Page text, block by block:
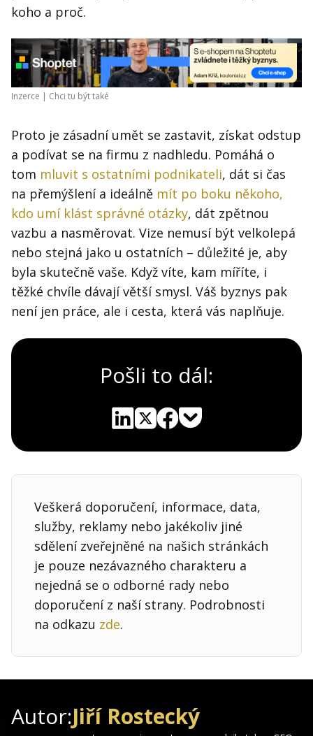
koho a proč.
Inzerce | Chci tu být také
Proto je zásadní umět se zastavit, získat odstup
a podívat se na firmu z nadhledu. Pomáhá o
tom mluvit s ostatními podnikateli, dát si čas
na přemýšlení a ideálně mít po boku někoho,
kdo umí klást správné otázky, dát zpětnou
vazbu a nasměrovat. Vize nemusí být velkolepá
nebo stejná jako u ostatních – důležité je, aby
byla skutečně vaše. Když víte, kam míříte, i
těžké chvíle dávají větší smysl. Váš byznys pak
není jen práce, ale i cesta, která vás naplňuje.
Pošli to dál:
Veškerá doporučení, informace, data,
služby, reklamy nebo jakékoliv jiné
sdělení zveřejněné na našich stránkách
je pouze nezávazného charakteru a
nejedná se o odborné rady nebo
doporučení z naší strany. Podrobnosti
na odkazu zde.
Autor:Jiří Rostecký